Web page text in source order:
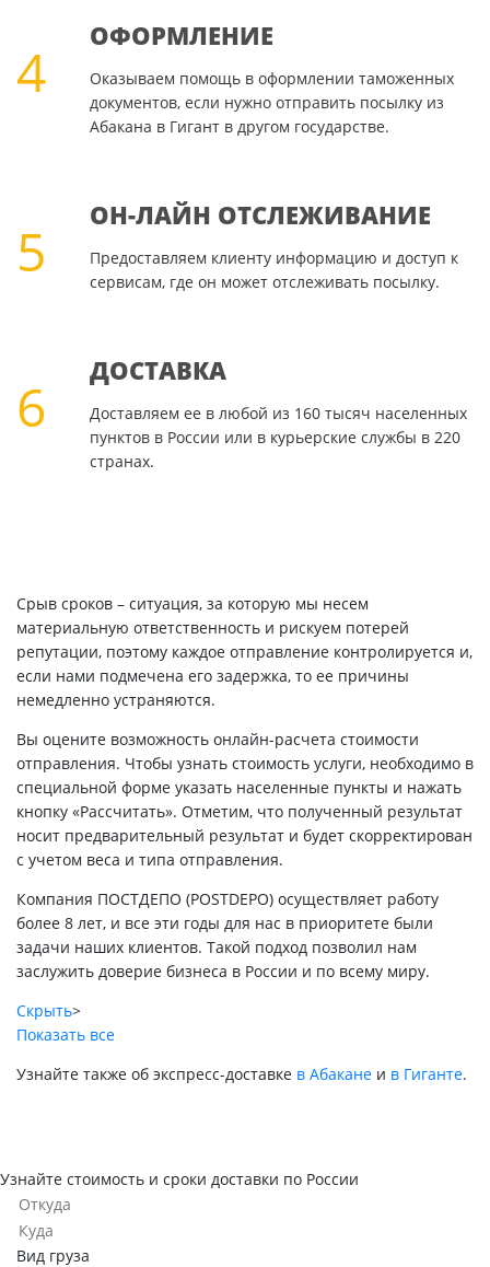
4
ОФОРМЛЕНИЕ
Оказываем помощь в оформлении таможенных
документов, если нужно отправить посылку из
Абакана в Гигант в другом государстве.
5
ОН-ЛАЙН ОТСЛЕЖИВАНИЕ
Предоставляем клиенту информацию и доступ к
сервисам, где он может отслеживать посылку.
6
ДОСТАВКА
Доставляем ее в любой из 160 тысяч населенных
пунктов в России или в курьерские службы в 220
странах.
Срыв сроков – ситуация, за которую мы несем
материальную ответственность и рискуем потерей
репутации, поэтому каждое отправление контролируется и,
если нами подмечена его задержка, то ее причины
немедленно устраняются.
Вы оцените возможность онлайн-расчета стоимости
отправления. Чтобы узнать стоимость услуги, необходимо в
специальной форме указать населенные пункты и нажать
кнопку «Рассчитать». Отметим, что полученный результат
носит предварительный результат и будет скорректирован
с учетом веса и типа отправления.
Компания ПОСТДЕПО (POSTDEPO) осуществляет работу
более 8 лет, и все эти годы для нас в приоритете были
задачи наших клиентов. Такой подход позволил нам
заслужить доверие бизнеса в России и по всему миру.
Скрыть>
Показать все
Узнайте также об экспресс-доставке в Абакане и в Гиганте.
Узнайте стоимость и сроки доставки по России
Вид груза